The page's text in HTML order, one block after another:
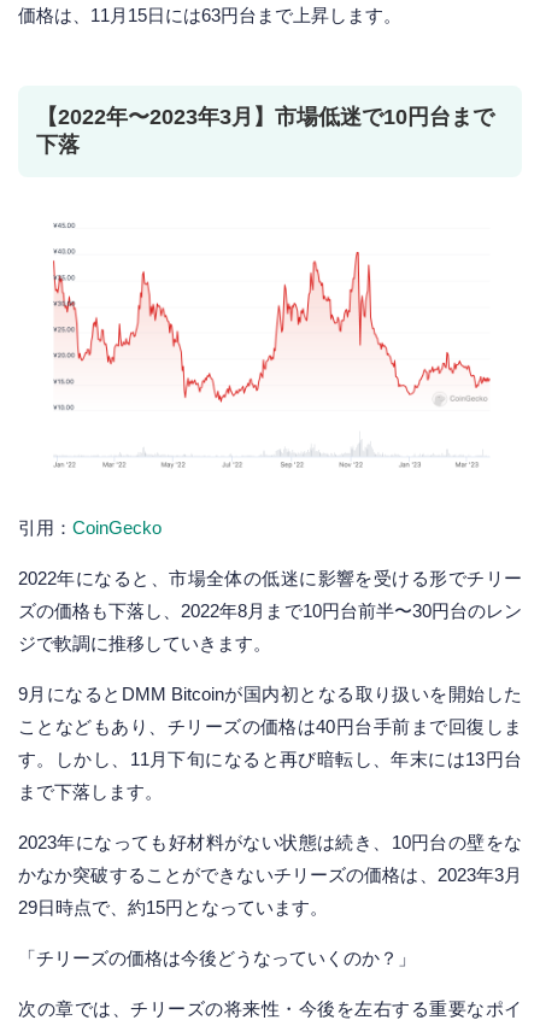
価格は、11月15日には63円台まで上昇します。
【2022年〜2023年3月】市場低迷で10円台まで
下落
引用： CoinGecko
2022年になると、市場全体の低迷に影響を受ける形でチリー
ズの価格も下落し、2022年8月まで10円台前半〜30円台のレン
ジで軟調に推移していきます。
9月になるとDMM Bitcoinが国内初となる取り扱いを開始した
ことなどもあり、チリーズの価格は40円台手前まで回復しま
す。しかし、11月下旬になると再び暗転し、年末には13円台
まで下落します。
2023年になっても好材料がない状態は続き、10円台の壁をな
かなか突破することができないチリーズの価格は、2023年3月
29日時点で、約15円となっています。
「チリーズの価格は今後どうなっていくのか？」
次の章では、チリーズの将来性・今後を左右する重要なポイ